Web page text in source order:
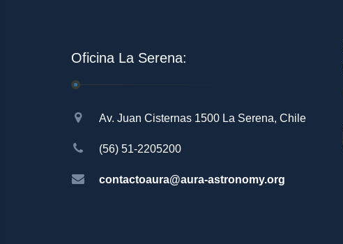
Oficina La Serena:
Av. Juan Cisternas 1500 La Serena, Chile
(56) 51-2205200
contactoaura@aura-astronomy.org